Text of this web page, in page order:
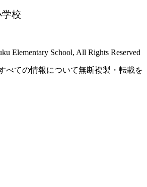
校
Elementary School, All Rights Reserved
べての情報について無断複製・転載を